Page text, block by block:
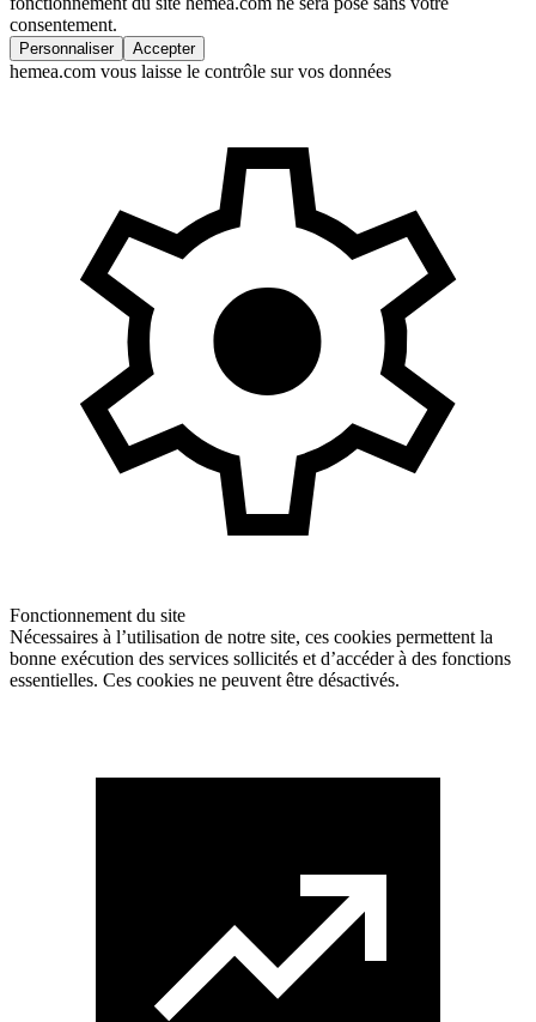
consentement.
Personnaliser Accepter
hemea.com vous laisse le contrôle sur vos données
Fonctionnement du site
Nécessaires à l’utilisation de notre site, ces cookies permettent la
bonne exécution des services sollicités et d’accéder à des fonctions
essentielles. Ces cookies ne peuvent être désactivés.